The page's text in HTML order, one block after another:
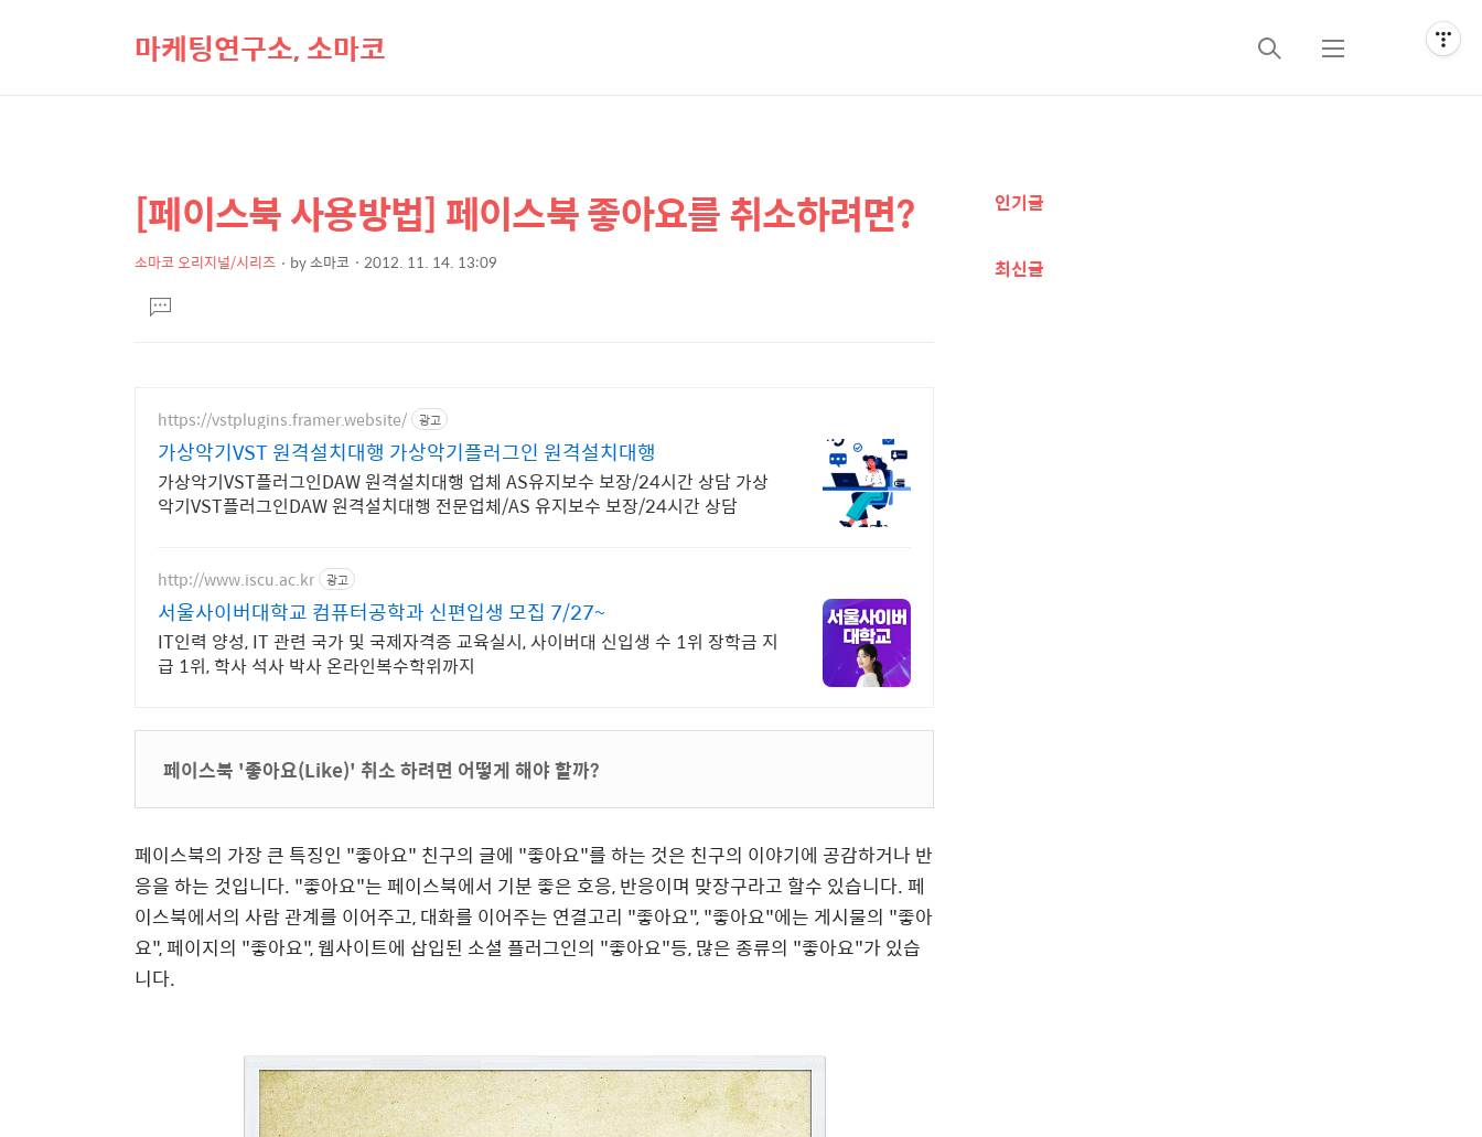
마케팅연구소, 소마코
검
메
상
세
컨
텐
본
문
제
[페이스북 사용방법] 페이스북 좋아요를 취소하려면?
소마코 오리지널/시리즈 by소마코 2012. 11. 14. 13:09
문댓
글
https://vstplugins.framer.website/ 광고
가상악기VST 원격설치대행 가상악기플러그인 원격설치대행
가상악기VST플러그인DAW 원격설치대행 업체 AS유지보수 보장/24시간 상담 가상
악기VST플러그인DAW 원격설치대행 전문업체/AS 유지보수 보장/24시간 상담
http://www.iscu.ac.kr 광고
서울사이버대학교 컴퓨터공학과 신편입생 모집 7/27~
IT인력 양성, IT 관련 국가 및 국제자격증 교육실시, 사이버대 신입생 수 1위 장학금 지
급 1위, 학사 석사 박사 온라인복수학위까지
페이스북 '좋아요(Like)' 취소 하려면 어떻게 해야 할까?
페이스북의 가장 큰 특징인 "좋아요" 친구의 글에 "좋아요"를 하는 것은 친구의 이야기에 공감하거나 반
응을 하는 것입니다. "좋아요"는 페이스북에서 기분 좋은 호응, 반응이며 맞장구라고 할수 있습니다. 페
이스북에서의 사람 관계를 이어주고, 대화를 이어주는 연결고리 "좋아요", "좋아요"에는 게시물의 "좋아
요", 페이지의 "좋아요", 웹사이트에 삽입된 소셜 플러그인의 "좋아요"등, 많은 종류의 "좋아요"가 있습
니다.
추
정
인기글
최신글